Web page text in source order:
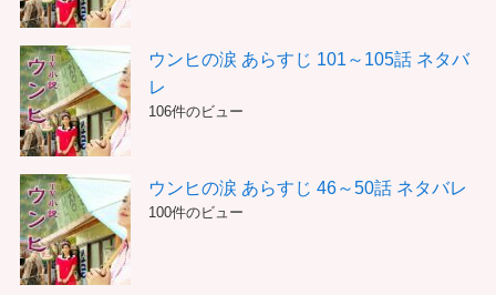
ウンヒの涙 あらすじ 101～105話 ネタバ
レ
106件のビュー
ウンヒの涙 あらすじ 46～50話 ネタバレ
100件のビュー